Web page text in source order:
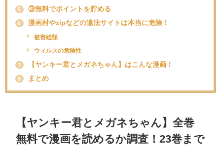
5 ③無料でポイントを貯める
6 漫画村やzipなどの違法サイトは本当に危険！
被害総額
ウィルスの危険性
7 【ヤンキー君とメガネちゃん】はこんな漫画！
8 まとめ
【ヤンキー君とメガネちゃん】全巻
無料で漫画を読めるか調査！23巻まで